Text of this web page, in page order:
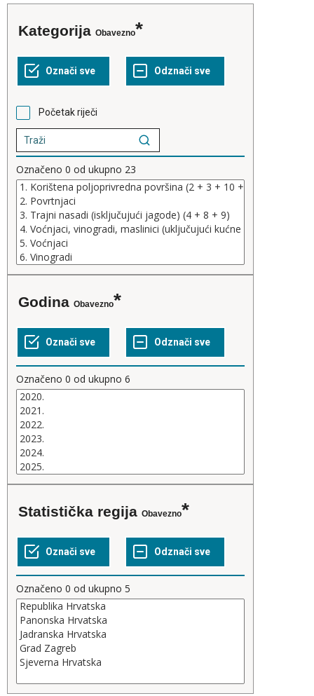
Kategorija Obavezno
Početak riječi
Označeno 0 od ukupno 23
Godina Obavezno
Označeno 0 od ukupno 6
Statistička regija Obavezno
Označeno 0 od ukupno 5